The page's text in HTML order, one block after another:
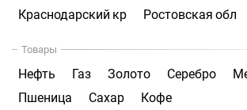
Краснодарский кр
Ростовская обл
Товары
Нефть Газ Золото Серебро
Пшеница
Сахар Кофе